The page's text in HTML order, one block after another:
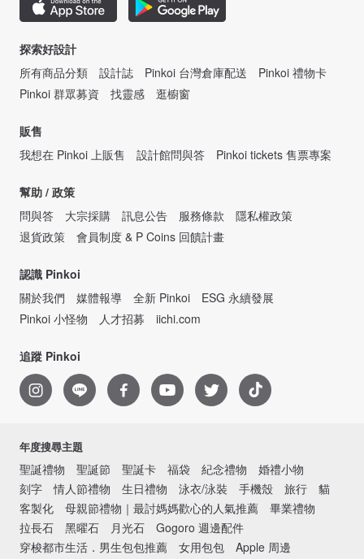
探索好設計
所有商品分類
設計誌 Pinkoi 台灣倉庫配送
Pinkoi 禮物卡
Pinkoi 群眾募資
找靈感 逛櫥窗
販售
我想在 Pinkoi 上販售
設計館問與答 Pinkoi tickets 售票專案
幫助 / 政策
問與答
大宗採購 訊息公告 服務條款
隱私權政策
退貨政策
會員制度 & P Coins 回饋計畫
認識 Pinkoi
關於我們
媒體報導 全新 Pinkoi
ESG 永續發展
Pinkoi 小怪物
人才招募 iichi.com
追蹤 Pinkoi
年度搜尋主題
聖誕禮物 聖誕節 聖誕卡 福袋 紀念禮物
婚禮小物
刻字
情人節禮物 生日禮物 泳衣/泳裝 手機殼 旅行
貓
客製化
母親節禮物｜最討媽媽歡心的人氣推薦
畢業禮物
拉長石
黑曜石 月光石
Gogoro 週邊配件
穿梭都市生活．男生包包推薦
女用包包
Apple 周邊